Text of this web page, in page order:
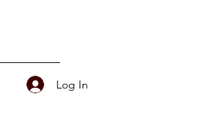
Log In